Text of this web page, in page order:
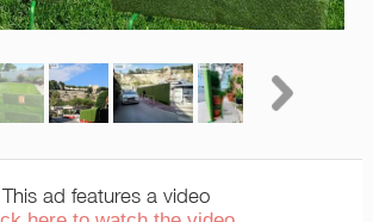
This ad features a video